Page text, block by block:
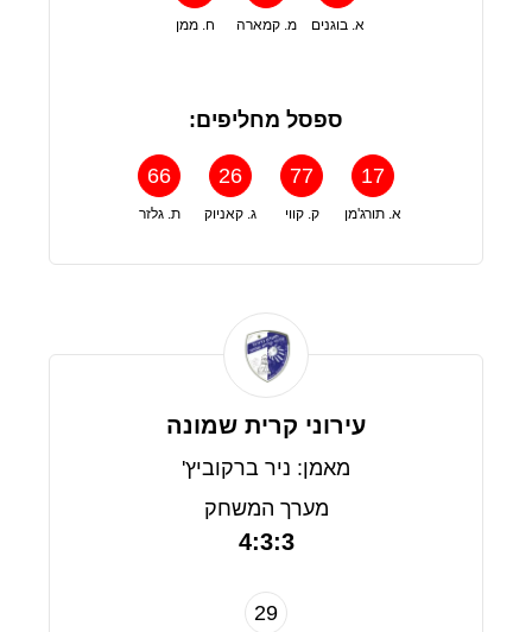
ח. ממן מ. קמארה א. בוגנים
ספסל מחליפים:
66
ת. גלזר
26
ג. קאניוק
77
ק. קווי
17
א. תורג'מן
עירוני קרית שמונה
מאמן: ניר ברקוביץ'
מערך המשחק
4:3:3
29